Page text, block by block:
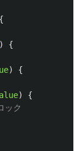
{
)
{
)
{
)
{
ック